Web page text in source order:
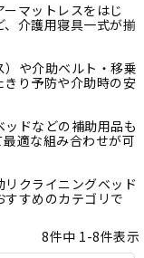
マットレスをはじ
介護用寝具一式が揃
や介助ベルト・移乗
り予防や介助時の安
ドなどの補助用品も
適な組み合わせが可
リクライニングベッド
すめのカテゴリで
8件中 1-8件表示